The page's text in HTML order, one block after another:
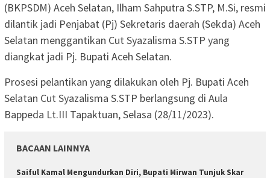
(BKPSDM) Aceh Selatan, Ilham Sahputra S.STP, M.Si, resmi
dilantik jadi Penjabat (Pj) Sekretaris daerah (Sekda) Aceh
Selatan menggantikan Cut Syazalisma S.STP yang
diangkat jadi Pj. Bupati Aceh Selatan.
Prosesi pelantikan yang dilakukan oleh Pj. Bupati Aceh
Selatan Cut Syazalisma S.STP berlangsung di Aula
Bappeda Lt.III Tapaktuan, Selasa (28/11/2023).
BACAAN LAINNYA
Saiful Kamal Mengundurkan Diri, Bupati Mirwan Tunjuk Skar